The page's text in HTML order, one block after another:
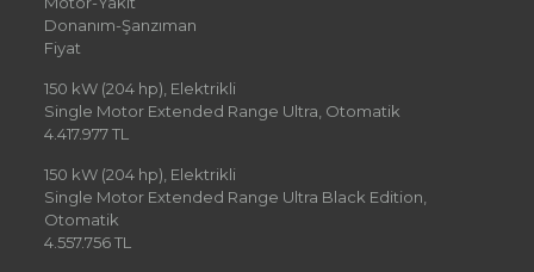
Donanım-Şanzıman
Fiyat
150 kW (204 hp), Elektrikli
Single Motor Extended Range Ultra, Otomatik
4.417.977 TL
150 kW (204 hp), Elektrikli
Single Motor Extended Range Ultra Black Edition,
Otomatik
4.557.756 TL